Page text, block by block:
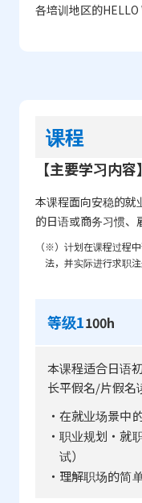
各培训地区的HELLO
课程
【主要学习内容】
本课程面向安稳的
的日语或商务习惯、
（※）计划在课程过程
法，并实际进行求职注
等级1100h
本课程适合日语
长平假名/片假名
・在就业场景中
・职业规划・就
试）
・理解职场的简